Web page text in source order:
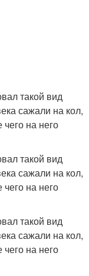
такой вид
сажали на кол,
на него
такой вид
сажали на кол,
на него
такой вид
сажали на кол,
на него